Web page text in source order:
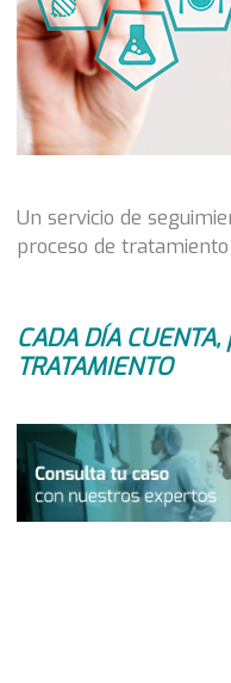
Un servicio de
proceso de
CADA DÍA
TRATAMIENTO